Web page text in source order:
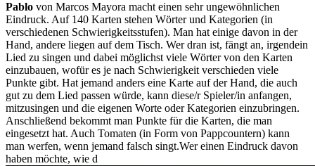
Pablo von Marcos Mayora macht einen sehr ungewöhnlichen
Eindruck. Auf 140 Karten stehen Wörter und Kategorien (in
verschiedenen Schwierigkeitsstufen). Man hat einige davon in der
Hand, andere liegen auf dem Tisch. Wer dran ist, fängt an, irgendein
Lied zu singen und dabei möglichst viele Wörter von den Karten
einzubauen, wofür es je nach Schwierigkeit verschieden viele
Punkte gibt. Hat jemand anders eine Karte auf der Hand, die auch
gut zu dem Lied passen würde, kann diese/r Spieler/in anfangen,
mitzusingen und die eigenen Worte oder Kategorien einzubringen.
Anschließend bekommt man Punkte für die Karten, die man
eingesetzt hat. Auch Tomaten (in Form von Pappcountern) kann
man werfen, wenn jemand falsch singt.Wer einen Eindruck davon
haben möchte, wie d